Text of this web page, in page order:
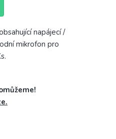
napájecí /
mikrofon pro